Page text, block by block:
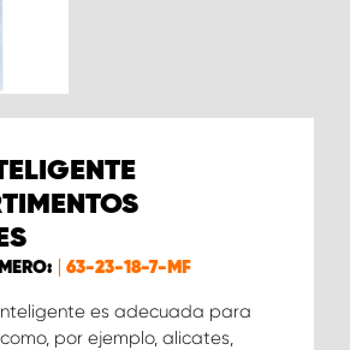
63-23-18-7-MF
es adecuada para
por ejemplo, alicates,